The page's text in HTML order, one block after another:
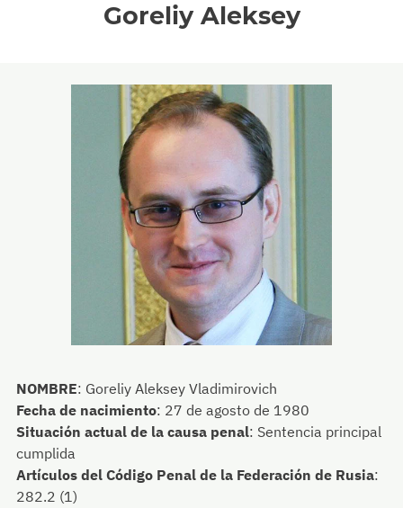
Goreliy Aleksey
NOMBRE: Goreliy Aleksey Vladimirovich
Fecha de nacimiento: 27 de agosto de 1980
Situación actual de la causa penal: Sentencia principal
cumplida
Artículos del Código Penal de la Federación de Rusia:
282.2 (1)